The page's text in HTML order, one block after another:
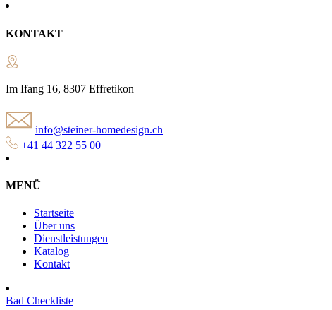
KONTAKT
Im Ifang 16, 8307 Effretikon
info@steiner-homedesign.ch
+41 44 322 55 00
MENÜ
Startseite
Über uns
Dienstleistungen
Katalog
Kontakt
Bad Checkliste